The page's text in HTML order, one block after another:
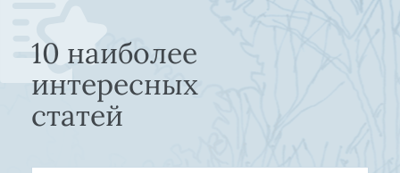
10 наиболее
интересных
статей